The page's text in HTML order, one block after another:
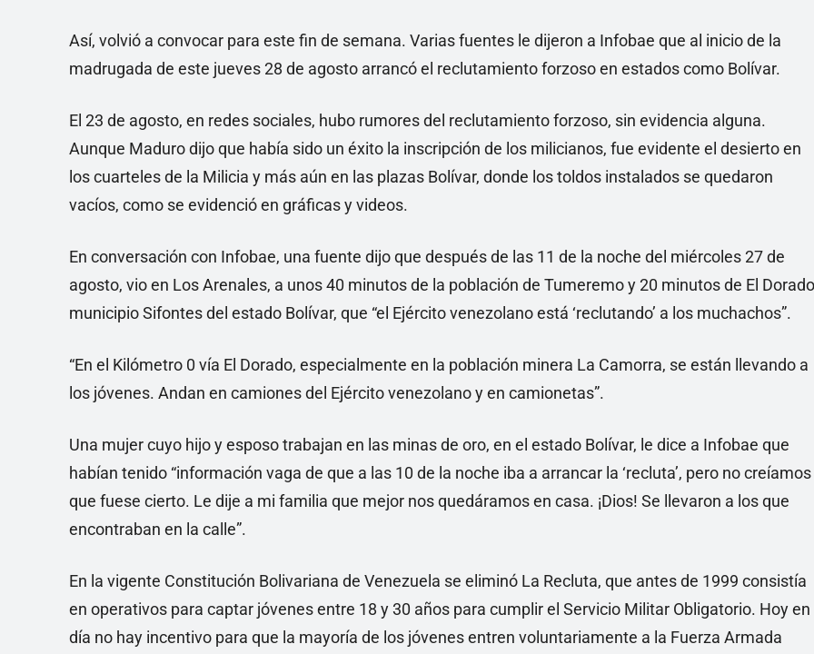
Así, volvió a convocar para este fin de semana. Varias fuentes le dijeron a Infobae que al inicio de la
madrugada de este jueves 28 de agosto arrancó el reclutamiento forzoso en estados como Bolívar.
El 23 de agosto, en redes sociales, hubo rumores del reclutamiento forzoso, sin evidencia alguna.
Aunque Maduro dijo que había sido un éxito la inscripción de los milicianos, fue evidente el desierto en
los cuarteles de la Milicia y más aún en las plazas Bolívar, donde los toldos instalados se quedaron
vacíos, como se evidenció en gráficas y videos.
En conversación con Infobae, una fuente dijo que después de las 11 de la noche del miércoles 27 de
agosto, vio en Los Arenales, a unos 40 minutos de la población de Tumeremo y 20 minutos de El
municipio Sifontes del estado Bolívar, que “el Ejército venezolano está ‘reclutando’ a los muchachos”.
“En el Kilómetro 0 vía El Dorado, especialmente en la población minera La Camorra, se están llevando a
los jóvenes. Andan en camiones del Ejército venezolano y en camionetas”.
Una mujer cuyo hijo y esposo trabajan en las minas de oro, en el estado Bolívar, le dice a Infobae que
habían tenido “información vaga de que a las 10 de la noche iba a arrancar la ‘recluta’, pero no creíamos
que fuese cierto. Le dije a mi familia que mejor nos quedáramos en casa. ¡Dios! Se llevaron a los que
encontraban en la calle”.
En la vigente Constitución Bolivariana de Venezuela se eliminó La Recluta, que antes de 1999 consistía
en operativos para captar jóvenes entre 18 y 30 años para cumplir el Servicio Militar Obligatorio. Hoy en
día no hay incentivo para que la mayoría de los jóvenes entren voluntariamente a la Fuerza Armada